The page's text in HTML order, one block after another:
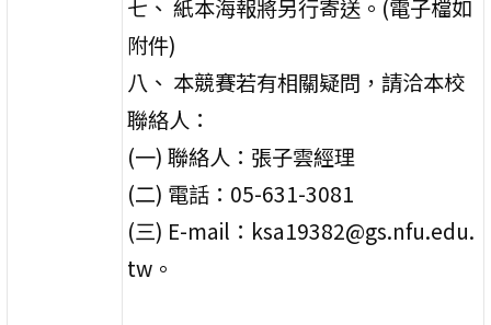
七、 紙本海報將另行寄送。(電子檔如
附件)
八、 本競賽若有相關疑問，請洽本校
聯絡人：
(一) 聯絡人：張子雲經理
(二) 電話：05-631-3081
(三) E-mail：ksa19382@gs.nfu.edu.
tw。